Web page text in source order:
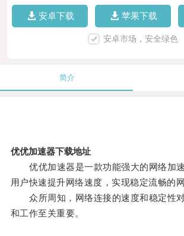
安卓下载 苹果下载
安卓市场，安全绿色
简介
优优加速器下载地址
优优加速器是一款功能强大的网络加
用户快速提升网络速度，实现稳定流畅的网
众所周知，网络连接的速度和稳定性
和工作至关重要。